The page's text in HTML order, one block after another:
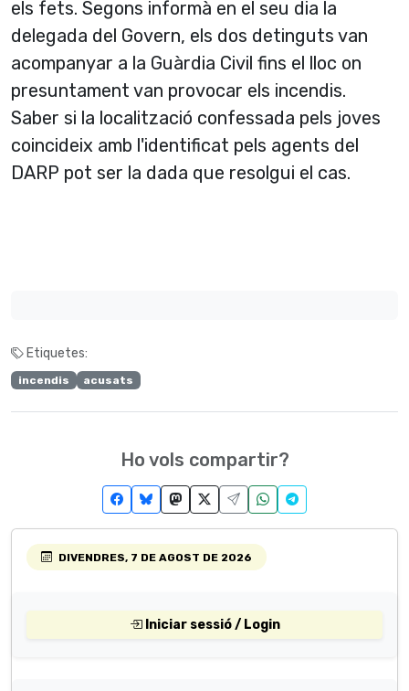
els fets. Segons informà en el seu dia la
delegada del Govern, els dos detinguts van
acompanyar a la Guàrdia Civil fins el lloc on
presuntament van provocar els incendis.
Saber si la localització confessada pels joves
coincideix amb l'identificat pels agents del
DARP pot ser la dada que resolgui el cas.
Etiquetes:
incendis acusats
Ho vols compartir?
DIVENDRES, 7 DE AGOST DE 2026
Iniciar sessió / Login